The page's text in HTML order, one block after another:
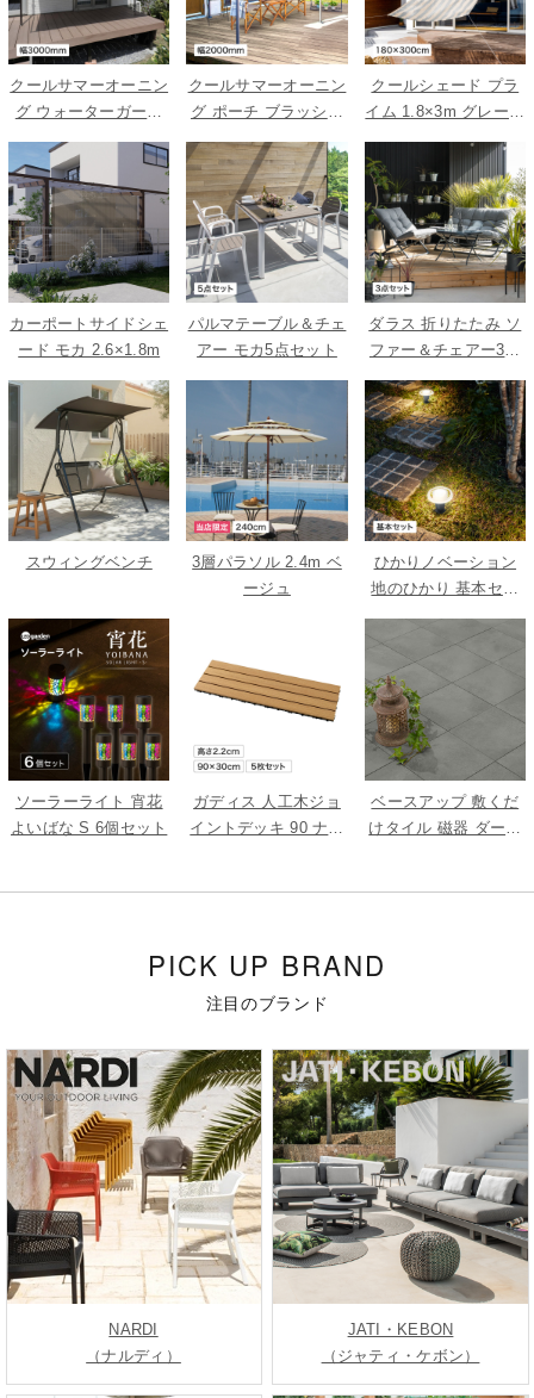
クールサマーオーニン
グ ウォーターガード
クールサマーオーニン
グ ポーチ ブラッシュ
クールシェード プラ
イム 1.8×3m グレース
カーポートサイドシェ
ード モカ 2.6×1.8m
パルマテーブル＆チェ
アー モカ5点セット
ダラス 折りたたみ ソ
ファー＆チェアー3点
セット
スウィングベンチ
3層パラソル 2.4m ベ
ージュ
ひかりノベーション
地のひかり 基本セッ
ト
ソーラーライト 宵花
よいばな S 6個セット
ガディス 人工木ジョ
イントデッキ 90 ナチ
ベースアップ 敷くだ
けタイル 磁器 ダーク
PICK UP BRAND
注目のブランド
NARDI
（ナルディ）
JATI・KEBON
（ジャティ・ケボン）